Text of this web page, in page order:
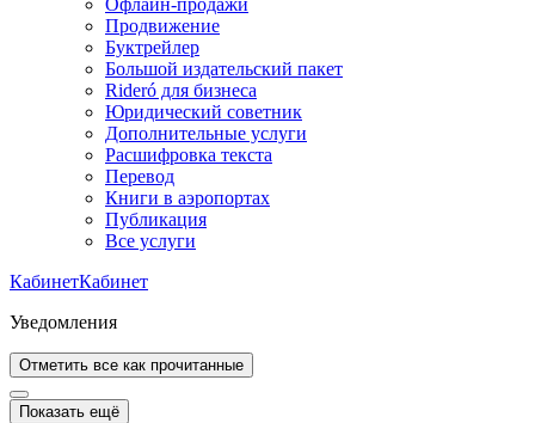
Офлайн-продажи
Продвижение
Буктрейлер
Большой издательский пакет
Rideró для бизнеса
Юридический советник
Дополнительные услуги
Расшифровка текста
Перевод
Книги в аэропортах
Публикация
Все услуги
КабинетКабинет
Уведомления
Отметить все как прочитанные
Показать ещё